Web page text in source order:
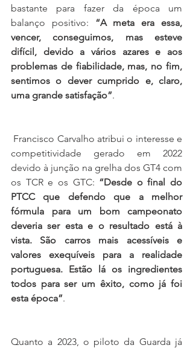
bastante para fazer da época um
balanço positivo: “A meta era essa,
vencer, conseguimos, mas esteve
difícil, devido a vários azares e aos
problemas de fiabilidade, mas, no fim,
sentimos o dever cumprido e, claro,
uma grande satisfação”.
competitividade gerado em 2022
devido à junção na grelha dos GT4 com
os TCR e os GTC: “Desde o final do
PTCC que defendo que a melhor
fórmula para um bom campeonato
deveria ser esta e o resultado está à
vista. São carros mais acessíveis e
valores exequíveis para a realidade
portuguesa. Estão lá os ingredientes
todos para ser um êxito, como já foi
esta época”.
Quanto a 2023, o piloto da Guarda já